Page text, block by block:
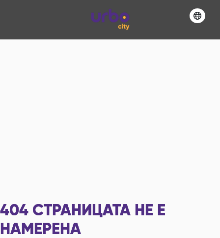
404 СТРАНИЦАТА НЕ Е
НАМЕРЕНА